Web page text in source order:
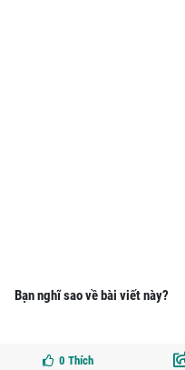
Bạn nghĩ sao về bài viết này?
0 Thích